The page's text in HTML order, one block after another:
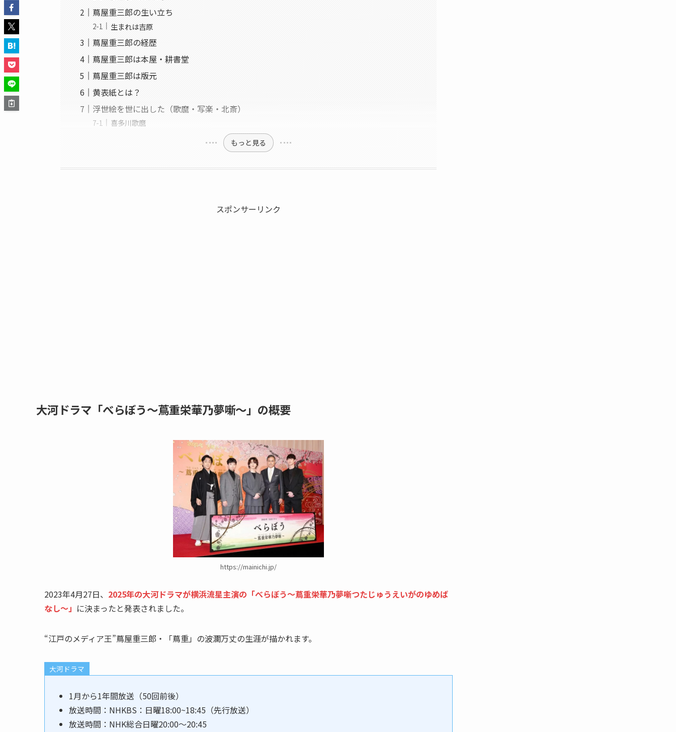
蔦屋重三郎の生い立ち
生まれは吉原
蔦屋重三郎の経歴
蔦屋重三郎は本屋・耕書堂
蔦屋重三郎は版元
黄表紙とは？
浮世絵を世に出した（歌麿・写楽・北斎）
喜多川歌麿
もっと見る
スポンサーリンク
大河ドラマ「べらぼう～蔦重栄華乃夢噺～」の概要
https://mainichi.jp/
2023年4月27日、 2025年の大河ドラマが横浜流星主演の「べらぼう～蔦重栄華乃夢噺つたじゅうえいがのゆめば
なし～」 に決まったと発表されました。
“江戸のメディア王”蔦屋重三郎・「蔦重」の波瀾万丈の生涯が描かれます。
大河ドラマ
1月から1年間放送（50回前後）
放送時間：NHKBS：日曜18:00~18:45（先行放送）
放送時間：NHK総合日曜20:00～20:45